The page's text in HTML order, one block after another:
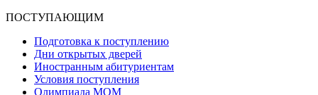
ПОСТУПАЮЩИМ
Подготовка к поступлению
Дни открытых дверей
Иностранным абитуриентам
Условия поступления
Олимпиада МОМ